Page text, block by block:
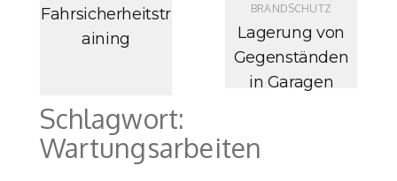
Fahrsicherheitstr
aining
BRANDSCHUTZ
Lagerung von
Gegenständen
in Garagen
Schlagwort:
Wartungsarbeiten